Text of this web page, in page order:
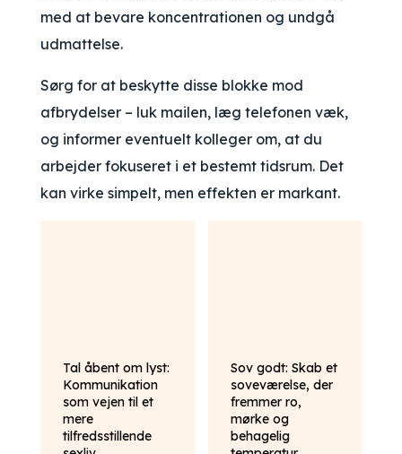
med at bevare koncentrationen og undgå
udmattelse.
Sørg for at beskytte disse blokke mod
afbrydelser – luk mailen, læg telefonen væk,
og informer eventuelt kolleger om, at du
arbejder fokuseret i et bestemt tidsrum. Det
kan virke simpelt, men effekten er markant.
Tal åbent om lyst:
Kommunikation
som vejen til et
mere
tilfredsstillende
Sov godt: Skab et
soveværelse, der
fremmer ro,
mørke og
behagelig